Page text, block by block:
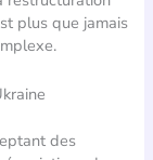
plus que jamais
des